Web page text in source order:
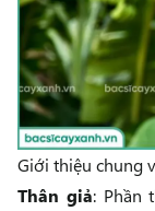
Giới thiệu chung
Thân giả: Phần